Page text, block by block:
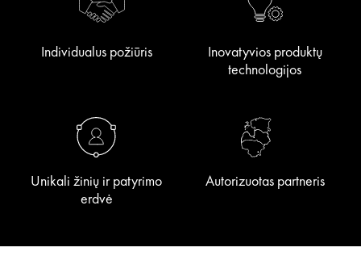
Individualus požiūris
Inovatyvios produktų
technologijos
Unikali žinių ir patyrimo
erdvė
Autorizuotas partneris